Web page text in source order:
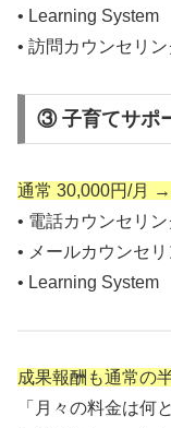
• Learning System
• 訪問カウンセリ
③ 子育てサポ
通常 30,000円/月 →
• 電話カウンセリ
• メールカウンセ
• Learning System
成果報酬も通常の
「月々の料金は何